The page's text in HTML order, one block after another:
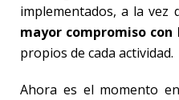
implementados, a la vez
mayor compromiso
propios de cada actividad.
Ahora es el momento